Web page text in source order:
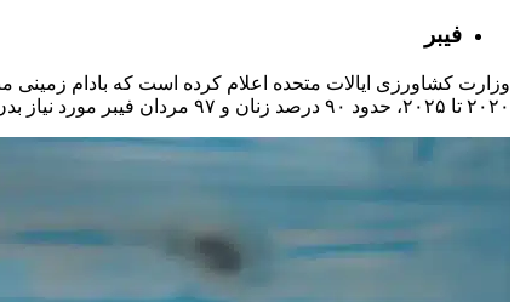
فیبر
وزارت کشاورزی ایالات متحده اعلام کرده است که بادام
۲۰۲۰ تا ۲۰۲۵، حدود ۹۰ درصد زنان و ۹۷ مردان فیبر مورد نیاز بدن خود را از رژیم غذایی دریافت نمی‌کنند.